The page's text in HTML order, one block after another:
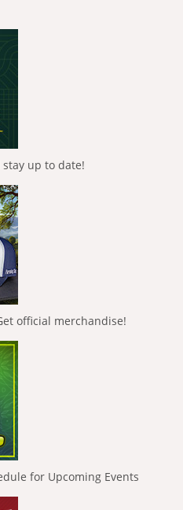
up to date!
official merchandise!
for Upcoming Events